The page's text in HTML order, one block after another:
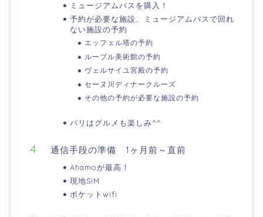
ミュージアムパスを購入！
予約が必要な施設、ミュージアムパスで回れ
ない施設の予約
エッフェル塔の予約
ルーブル美術館の予約
ヴェルサイユ宮殿の予約
セーヌ川ディナークルーズ
その他の予約が必要な施設の予約
パリはグルメも楽しみ^^
通信手段の準備 1ヶ月前～直前
Ahamoが最高！
現地SIM
ポケットwifi